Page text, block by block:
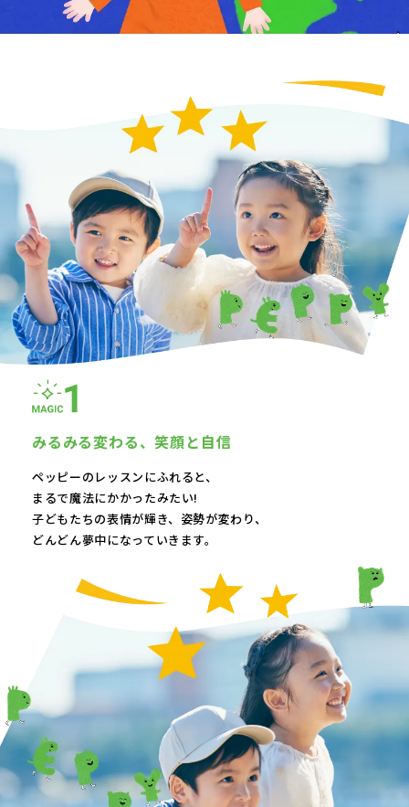
みるみる変わる、笑顔と自信
ペッピーのレッスンにふれると、
まるで魔法にかかったみたい!
子どもたちの表情が輝き、 姿勢が変わり、
どんどん夢中になっていきます。